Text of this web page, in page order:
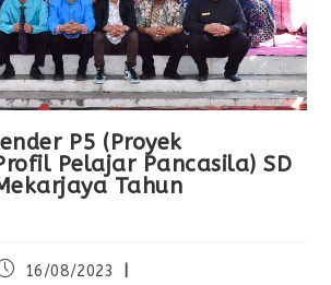
P5 (Proyek
Pelajar Pancasila) SD
Tahun
16/08/2023